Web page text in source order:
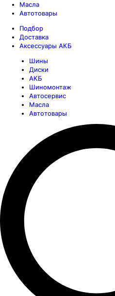
Масла
Автотовары
Подбор
Доставка
Аксессуары АКБ
Шины
Диски
АКБ
Шиномонтаж
Автосервис
Масла
Автотовары